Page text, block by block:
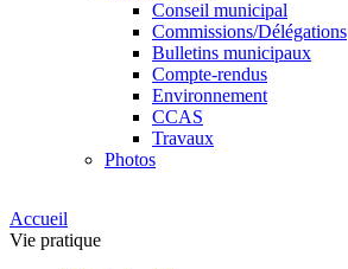
Conseil municipal
Commissions/Délégations
Bulletins municipaux
Compte-rendus
Environnement
CCAS
Travaux
Photos
Accueil
Vie pratique